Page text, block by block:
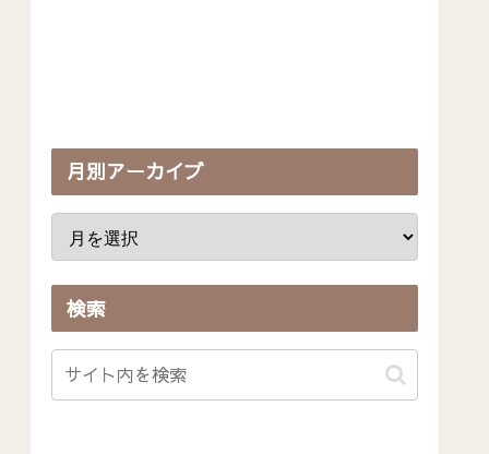
月別アーカイブ
検索